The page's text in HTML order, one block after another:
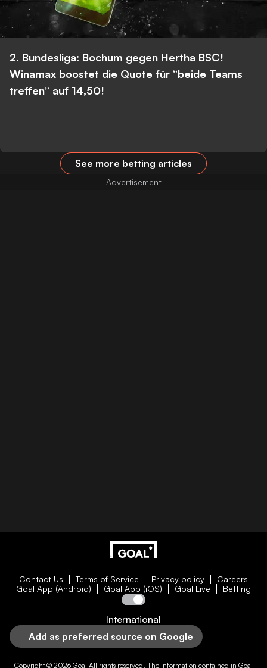
2. Bundesliga: Bochum gegen Hertha BSC!
Winamax boostet die Quote für “beide Teams
treffen” auf 14,50!
See more betting articles
Contact Us Terms of Service Privacy policy
Careers
Goal App (Android)
Goal App (iOS) Goal Live Betting
International
Add as preferred source on Google
Copyright © 2026 Goal All rights reserved. The information contained in Goal